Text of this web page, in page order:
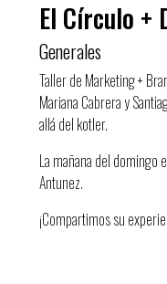
El Círculo +
Generales
Taller de Marketing +
Mariana Cabrera y
allá del kotler.
La mañana del domingo
Antunez.
¡Compartimos su